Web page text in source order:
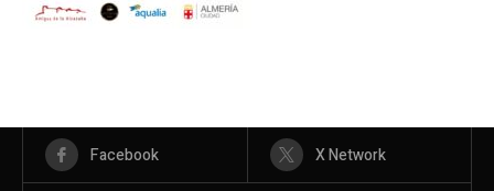
Facebook X Network